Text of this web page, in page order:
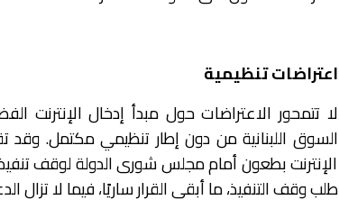
اعتراضات تنظيمية
لا تتمحور الاعتراضات حول مبدأ إدخال الإنترنت
السوق اللبنانية من دون إطار تنظيمي مكتمل. وقد
الإنترنت بطعون أمام مجلس شورى الدولة لوقف
طلب وقف التنفيذ، ما أبقى القرار ساريًا، فيما لا تزال